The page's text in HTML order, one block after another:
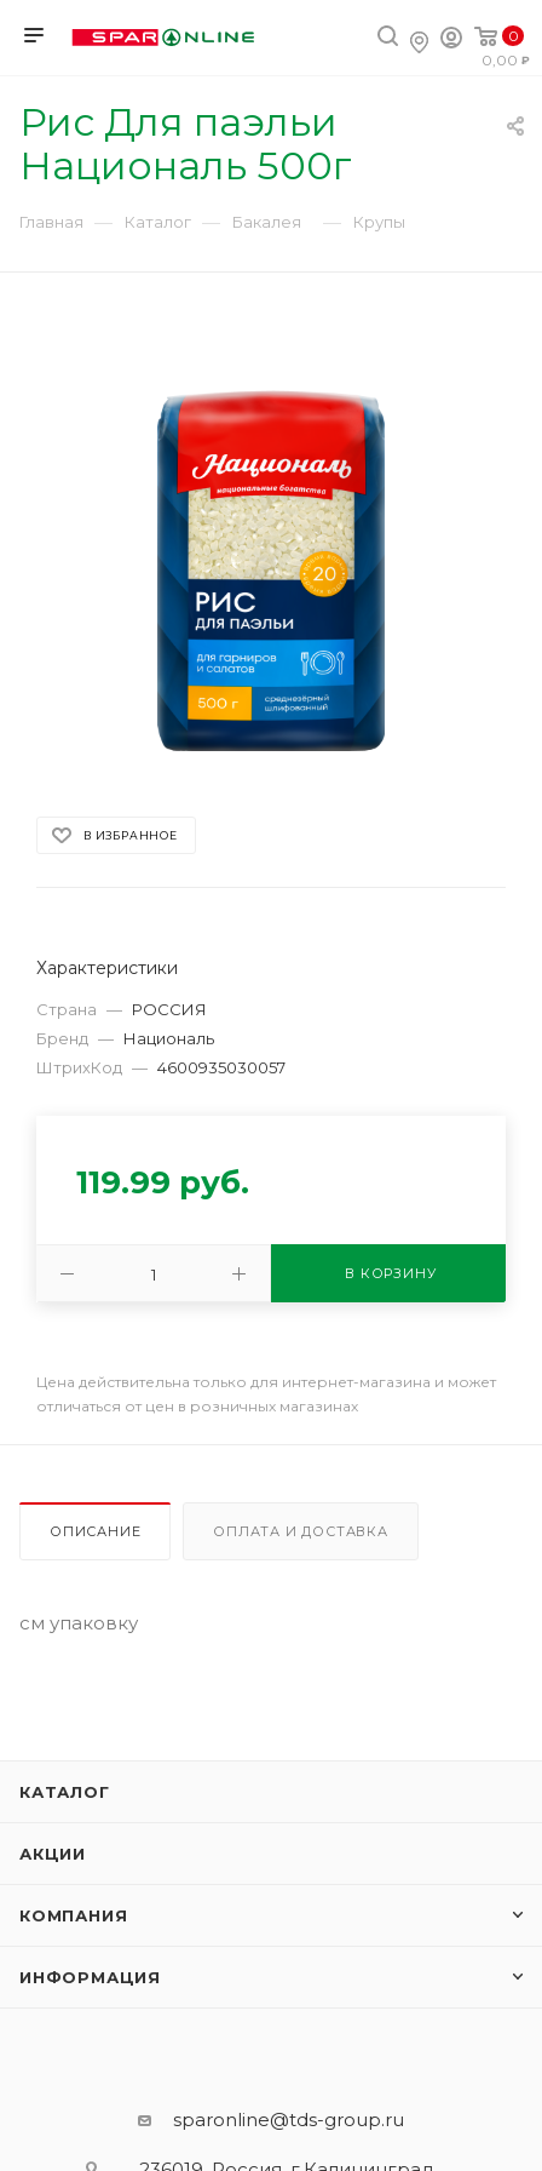
0
0,00
Рис Для паэльи
Националь 500г
Главная — Каталог — Бакалея — Крупы
В ИЗБРАННОЕ
Характеристики
Страна — РОССИЯ
Бренд — Националь
ШтрихКод — 4600935030057
119.99 руб.
В КОРЗИНУ
Цена действительна только для интернет-магазина и может
отличаться от цен в розничных магазинах
ОПИСАНИЕ ОПЛАТА И ДОСТАВКА
см упаковку
КАТАЛОГ
АКЦИИ
КОМПАНИЯ
ИНФОРМАЦИЯ
sparonline@tds-group.ru